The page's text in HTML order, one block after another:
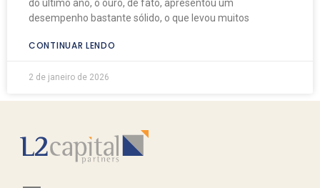
do último ano, o ouro, de fato, apresentou um
desempenho bastante sólido, o que levou muitos
CONTINUAR LENDO
2 de janeiro de 2026